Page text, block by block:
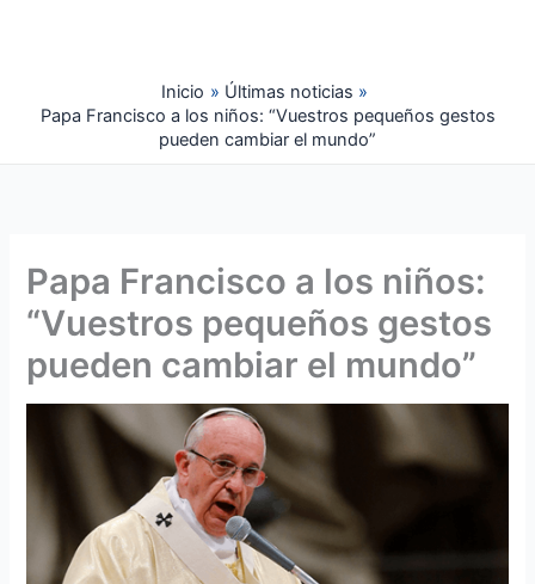
Inicio
Últimas noticias
Papa Francisco a los niños: “Vuestros pequeños gestos
pueden cambiar el mundo”
Papa Francisco a los niños:
“Vuestros pequeños gestos
pueden cambiar el mundo”